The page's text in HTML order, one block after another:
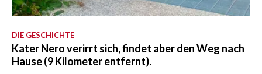
DIE GESCHICHTE
Kater Nero verirrt sich, findet aber den Weg nach
Hause (9 Kilometer entfernt).